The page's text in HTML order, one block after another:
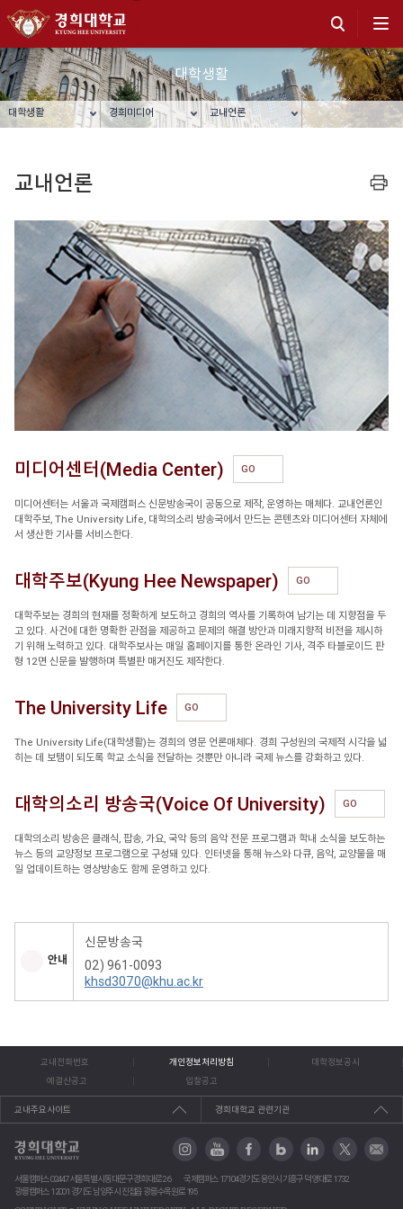
대학생활
대학생활 경희미디어 교내언론
교내언론
미디어센터(Media Center) GO
미디어센터는 서울과 국제캠퍼스 신문방송국이 공동으로 제작, 운영하는 매체다. 교내언론인
대학주보, The University Life, 대학의소리 방송국에서 만드는 콘텐츠와 미디어센터 자체에
서 생산한 기사를 서비스한다.
대학주보(Kyung Hee Newspaper) GO
대학주보는 경희의 현재를 정확하게 보도하고 경희의 역사를 기록하여 남기는 데 지향점을 두
고 있다. 사건에 대한 명확한 관점을 제공하고 문제의 해결 방안과 미래지향적 비전을 제시하
기 위해 노력하고 있다. 대학주보사는 매일 홈페이지를 통한 온라인 기사, 격주 타블로이드 판
형 12면 신문을 발행하며 특별판 매거진도 제작한다.
The University Life GO
The University Life(대학생활)는 경희의 영문 언론매체다. 경희 구성원의 국제적 시각을 넓
히는 데 보탬이 되도록 학교 소식을 전달하는 것뿐만 아니라 국제 뉴스를 강화하고 있다.
대학의소리 방송국(Voice Of University) GO
대학의소리 방송은 클래식, 팝송, 가요, 국악 등의 음악 전문 프로그램과 학내 소식을 보도하는
뉴스 등의 교양정보 프로그램으로 구성돼 있다. 인터넷을 통해 뉴스와 다큐, 음악, 교양물을 매
일 업데이트하는 영상방송도 함께 운영하고 있다.
안내
신문방송국
02) 961-0093
khsd3070@khu.ac.kr
교내전화번호 개인정보처리방침
대학정보공시
예결산공고
입찰공고
교내주요사이트 경희대학교 관련기관
서울캠퍼스 02447 서울특별시 동대문구 경희대로 26
국제캠퍼스 17104 경기도 용인시 기흥구 덕영대로 1732
광릉캠퍼스 12001 경기도 남양주시 진접읍 광릉수목원로 195